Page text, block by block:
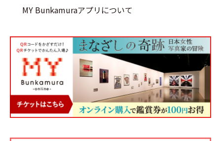
MY Bunkamuraアプリについて